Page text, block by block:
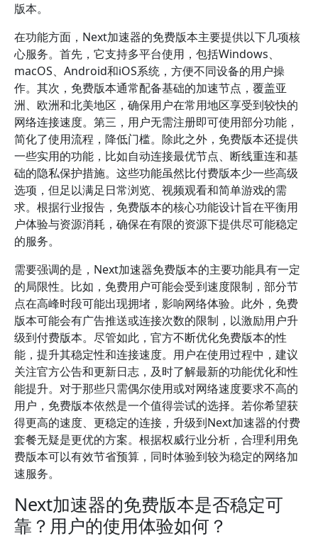
版本。
在功能方面，Next加速器的免费版本主要提供以下几项核
心服务。首先，它支持多平台使用，包括Windows、
macOS、Android和iOS系统，方便不同设备的用户操
作。其次，免费版本通常配备基础的加速节点，覆盖亚
洲、欧洲和北美地区，确保用户在常用地区享受到较快的
网络连接速度。第三，用户无需注册即可使用部分功能，
简化了使用流程，降低门槛。除此之外，免费版本还提供
一些实用的功能，比如自动连接最优节点、断线重连和基
础的隐私保护措施。这些功能虽然比付费版本少一些高级
选项，但足以满足日常浏览、视频观看和简单游戏的需
求。根据行业报告，免费版本的核心功能设计旨在平衡用
户体验与资源消耗，确保在有限的资源下提供尽可能稳定
的服务。
需要强调的是，Next加速器免费版本的主要功能具有一定
的局限性。比如，免费用户可能会受到速度限制，部分节
点在高峰时段可能出现拥堵，影响网络体验。此外，免费
版本可能会有广告推送或连接次数的限制，以激励用户升
级到付费版本。尽管如此，官方不断优化免费版本的性
能，提升其稳定性和连接速度。用户在使用过程中，建议
关注官方公告和更新日志，及时了解最新的功能优化和性
能提升。对于那些只需偶尔使用或对网络速度要求不高的
用户，免费版本依然是一个值得尝试的选择。若你希望获
得更高的速度、更稳定的连接，升级到Next加速器的付费
套餐无疑是更优的方案。根据权威行业分析，合理利用免
费版本可以有效节省预算，同时体验到较为稳定的网络加
速服务。
Next加速器的免费版本是否稳定可
靠？用户的使用体验如何？